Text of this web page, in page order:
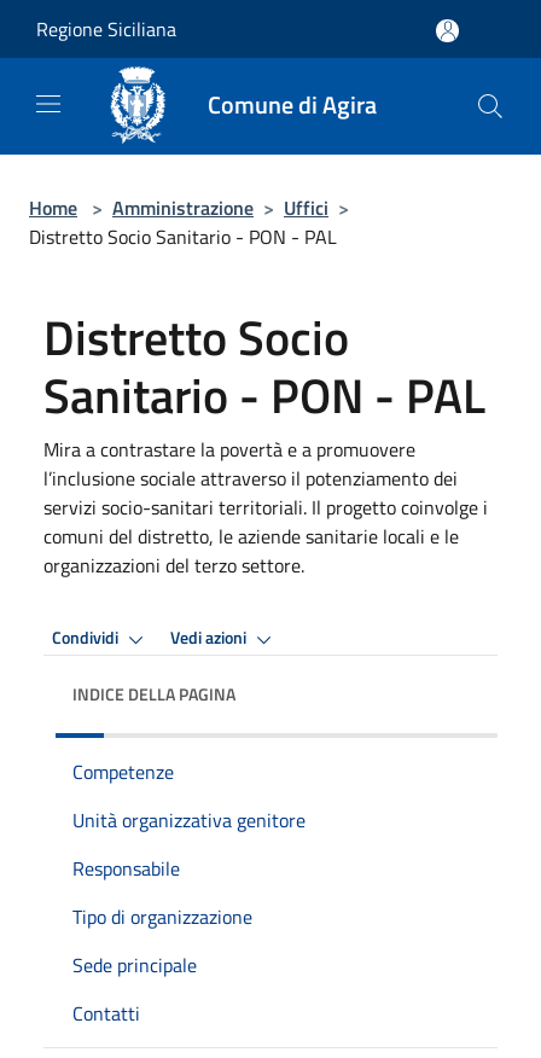
Regione Siciliana
Comune di Agira
Home > Amministrazione > Uffici >
Distretto Socio Sanitario - PON - PAL
Distretto Socio
Sanitario - PON - PAL
Mira a contrastare la povertà e a promuovere
l’inclusione sociale attraverso il potenziamento dei
servizi socio-sanitari territoriali. Il progetto coinvolge i
comuni del distretto, le aziende sanitarie locali e le
organizzazioni del terzo settore.
Condividi Vedi azioni
INDICE DELLA PAGINA
Competenze
Unità organizzativa genitore
Responsabile
Tipo di organizzazione
Sede principale
Contatti